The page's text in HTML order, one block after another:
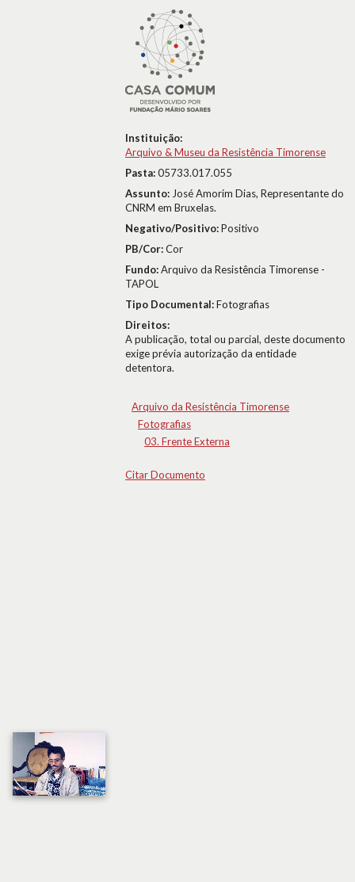
Instituição:
Arquivo & Museu da Resistência Timorense
Pasta:05733.017.055
Assunto: José Amorim Dias, Representante do
CNRM em Bruxelas.
Negativo/Positivo:Positivo
PB/Cor:Cor
Fundo:Arquivo da Resistência Timorense -
TAPOL
Tipo Documental:Fotografias
Direitos:
A publicação, total ou parcial, deste documento
exige prévia autorização da entidade
detentora.
Arquivo da Resistência Timorense
Fotografias
03. Frente Externa
Citar Documento